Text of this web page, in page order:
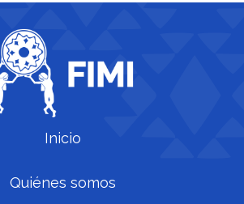
Inicio
Quiénes somos